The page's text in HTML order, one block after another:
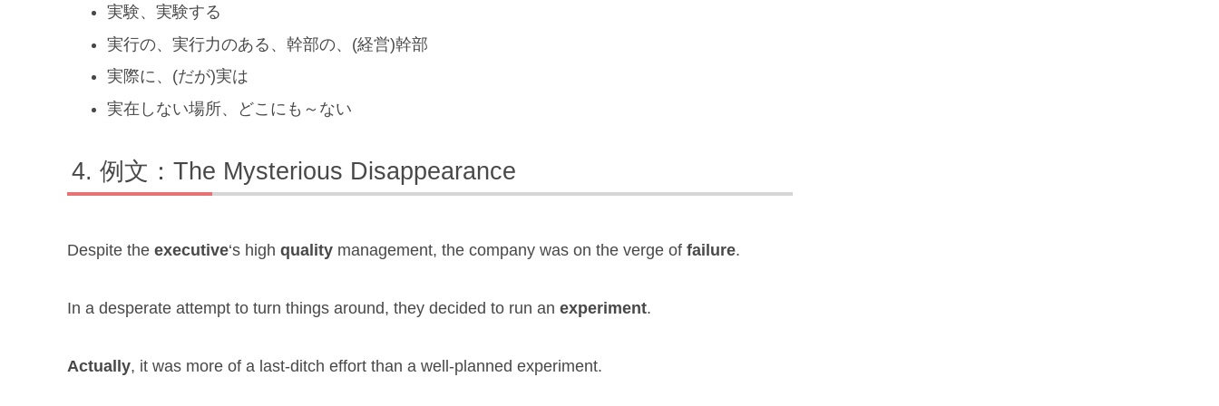
実験、実験する
実行の、実行力のある、幹部の、(経営)幹部
実際に、(だが)実は
実在しない場所、どこにも～ない
例文：The Mysterious Disappearance
Despite the executive‘s high quality management, the company was on the verge of failure.
In a desperate attempt to turn things around, they decided to run an experiment.
Actually, it was more of a last-ditch effort than a well-planned experiment.